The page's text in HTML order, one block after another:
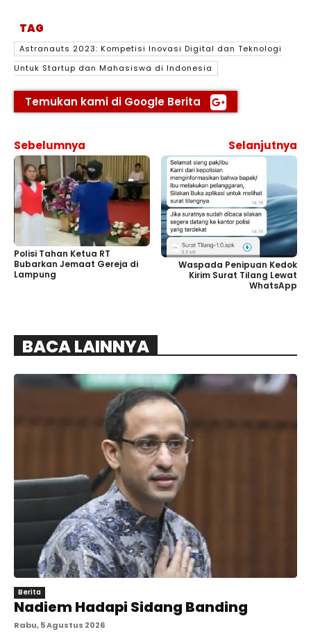
TAG
Astranauts 2023: Kompetisi Inovasi Digital dan Teknologi
Untuk Startup dan Mahasiswa di Indonesia
Temukan kami di Google Berita
Sebelumnya
Polisi Tahan Ketua RT
Bubarkan Jemaat Gereja di
Lampung
Selanjutnya
Waspada Penipuan Kedok
Kirim Surat Tilang Lewat
WhatsApp
BACA LAINNYA
Berita
Nadiem Hadapi Sidang Banding
Rabu, 5 Agustus 2026